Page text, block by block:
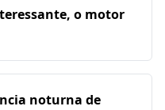
o motor
noturna de